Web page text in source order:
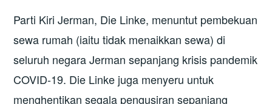
Parti Kiri Jerman, Die Linke, menuntut pembekuan
sewa rumah (iaitu tidak menaikkan sewa) di
seluruh negara Jerman sepanjang krisis pandemik
COVID-19. Die Linke juga menyeru untuk
menghentikan segala pengusiran sepanjang